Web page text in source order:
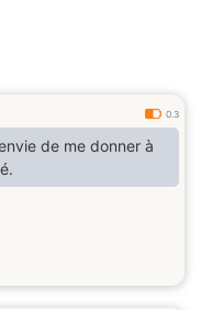
0.3
de me donner à